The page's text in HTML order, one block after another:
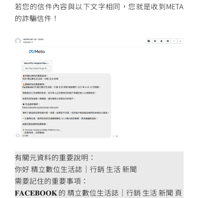
若您的信件內容與以下文字相同，您就是收到META
的詐騙信件！
有關元資料的重要說明：
你好 精立數位生活誌｜行銷 生活 新聞
需要記住的重要事項：
𝐅𝐀𝐂𝐄𝐁𝐎𝐎𝐊 的 精立數位生活誌｜行銷 生活 新聞 頁